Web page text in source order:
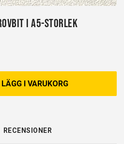
i A5-storlek
LÄGG I VARUKORG
RECENSIONER